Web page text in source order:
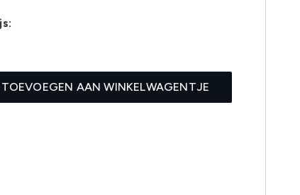
TOEVOEGEN AAN WINKELWAGENTJE